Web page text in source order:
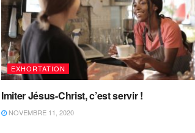
EXHORTATION
Imiter Jésus-Christ, c’est servir !
NOVEMBRE 11, 2020